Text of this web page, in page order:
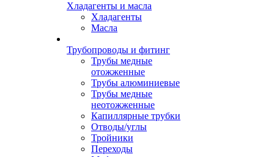
Хладагенты и масла
Хладагенты
Масла
Трубопроводы и фитинг
Трубы медные
отожженные
Трубы алюминиевые
Трубы медные
неотожженные
Капиллярные трубки
Отводы/углы
Тройники
Переходы